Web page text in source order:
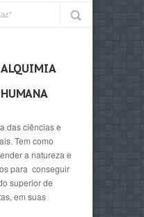
ALQUIMIA
HUMANA
das ciências e
Tem como
a natureza e
para conseguir
superior de
em suas